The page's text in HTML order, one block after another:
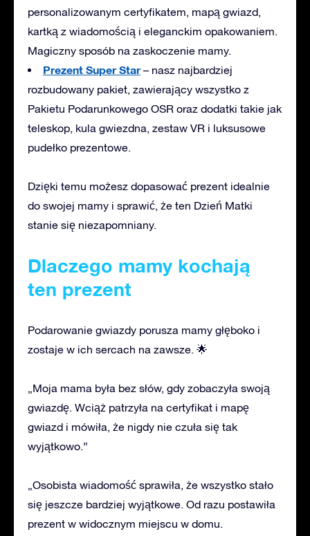
personalizowanym certyfikatem, mapą gwiazd,
kartką z wiadomością i eleganckim opakowaniem.
Magiczny sposób na zaskoczenie mamy.
Prezent Super Star– nasz najbardziej
rozbudowany pakiet, zawierający wszystko z
Pakietu Podarunkowego OSR oraz dodatki takie jak
teleskop, kula gwiezdna, zestaw VR i luksusowe
pudełko prezentowe.
Dzięki temu możesz dopasować prezent idealnie
do swojej mamy i sprawić, że ten Dzień Matki
stanie się niezapomniany.
Dlaczego mamy kochają
ten prezent
Podarowanie gwiazdy porusza mamy głęboko i
zostaje w ich sercach na zawsze. 🌟
„Moja mama była bez słów, gdy zobaczyła swoją
gwiazdę. Wciąż patrzyła na certyfikat i mapę
gwiazd i mówiła, że nigdy nie czuła się tak
wyjątkowo.”
„Osobista wiadomość sprawiła, że wszystko stało
się jeszcze bardziej wyjątkowe. Od razu postawiła
prezent w widocznym miejscu w domu.